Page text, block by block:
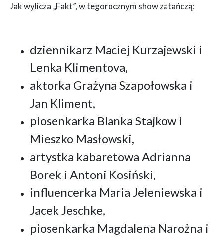
Jak wylicza „Fakt”, w tegorocznym show zatańczą:
dziennikarz Maciej Kurzajewski i
Lenka Klimentova,
aktorka Grażyna Szapołowska i
Jan Kliment,
piosenkarka Blanka Stajkow i
Mieszko Masłowski,
artystka kabaretowa Adrianna
Borek i Antoni Kosiński,
influencerka Maria Jeleniewska i
Jacek Jeschke,
piosenkarka Magdalena Narożna i